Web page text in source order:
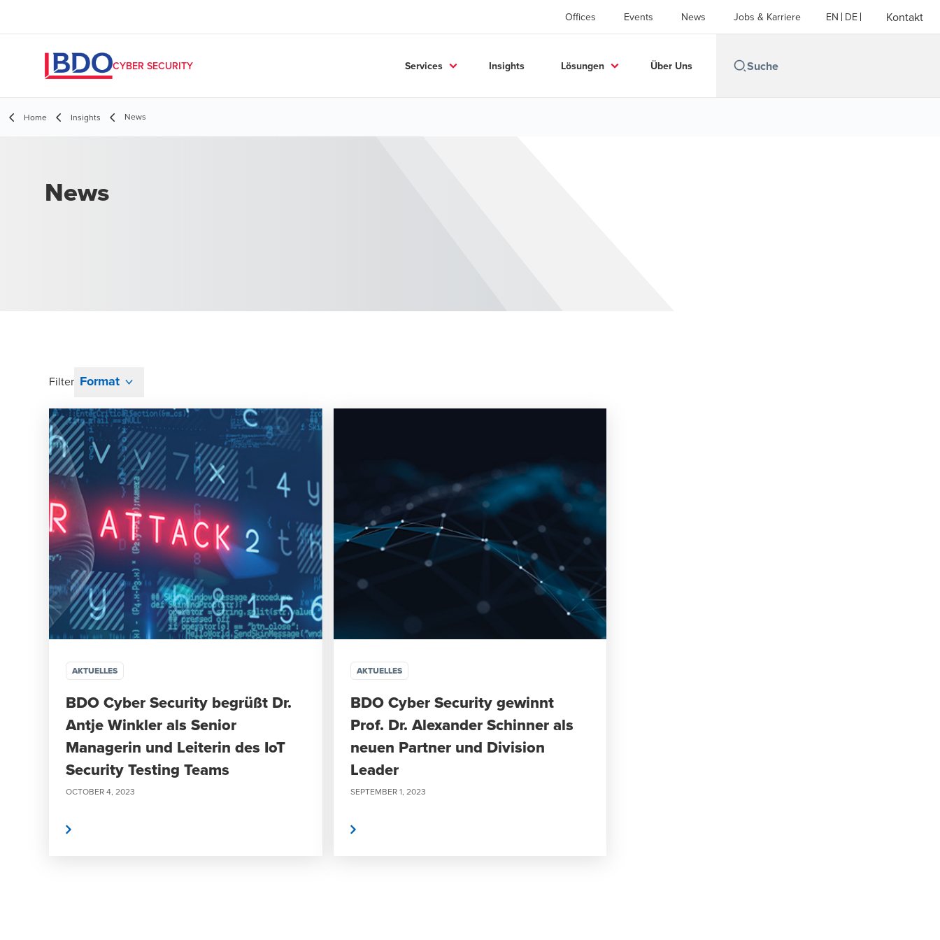
Offices Events News Jobs & Karriere EN DE Kontakt
CYBER SECURITY Services Insights Lösungen Über Uns
Home Insights News
News
Filter Format
AKTUELLES
BDO Cyber Security begrüßt Dr.
Antje Winkler als Senior
Managerin und Leiterin des IoT
Security Testing Teams
OCTOBER 4, 2023
AKTUELLES
BDO Cyber Security gewinnt
Prof. Dr. Alexander Schinner als
neuen Partner und Division
Leader
SEPTEMBER 1, 2023